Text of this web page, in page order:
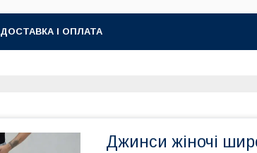
ДОСТАВКА І ОПЛАТА
Джинси жіночі